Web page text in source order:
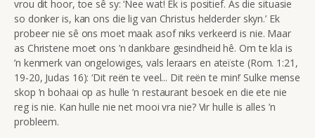
vrou dit hoor, toe sê sy: ‘Nee wat! Ek is positief. As die situasie
so donker is, kan ons die lig van Christus helderder skyn.’ Ek
probeer nie sê ons moet maak asof niks verkeerd is nie. Maar
as Christene moet ons ’n dankbare gesindheid hê. Om te kla is
’n kenmerk van ongelowiges, vals leraars en ateïste (Rom. 1:21,
19-20, Judas 16): ‘Dit reën te veel... Dit reën te min!’ Sulke mense
skop ’n bohaai op as hulle ’n restaurant besoek en die ete nie
reg is nie. Kan hulle nie net mooi vra nie? Vir hulle is alles ’n
probleem.